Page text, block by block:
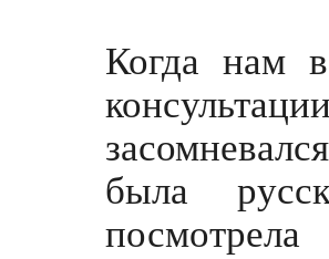
Когда нам
была